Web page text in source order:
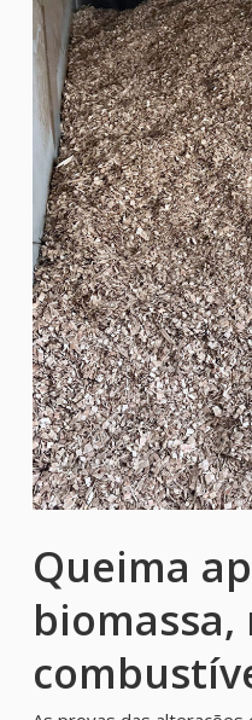
Queima
biomassa,